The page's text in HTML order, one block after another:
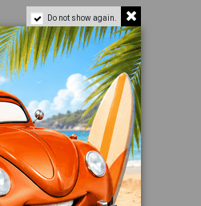
Do not show again.